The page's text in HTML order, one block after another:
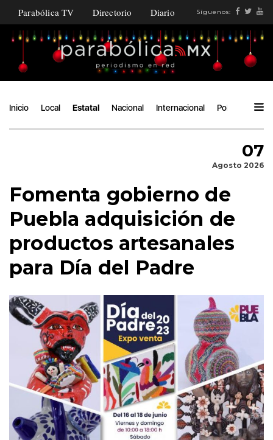
Parabólica TV Directorio Diario Síguenos:
Inicio Local Estatal Nacional Internacional Política
07
Agosto 2026
Fomenta gobierno de
Puebla adquisición de
productos artesanales
para Día del Padre